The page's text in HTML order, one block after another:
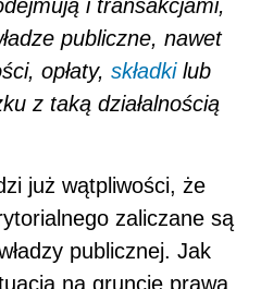
i transakcjami,
publiczne, nawet
opłaty, składkilub
z taką działalnością
już wątpliwości, że
zaliczane są
publicznej. Jak
na gruncie prawa